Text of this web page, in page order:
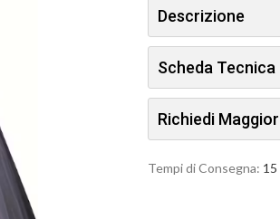
Descrizione
Scheda Tecnica
Richiedi
Tempi di Consegna: